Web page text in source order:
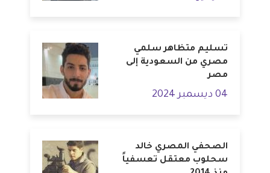
تسليم متظاهر سلمي
مصري من السعودية إلى
مصر
04 ديسمبر 2024
الصحفي المصري خالد
سحلوب معتقل تعسفياً